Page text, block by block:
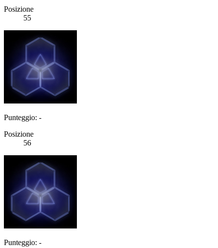
Posizione
55
Punteggio: -
Posizione
56
Punteggio: -